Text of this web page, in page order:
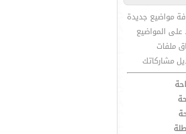
مواضيع جديدة
على المواضيع
ملفات
مشاركاتك